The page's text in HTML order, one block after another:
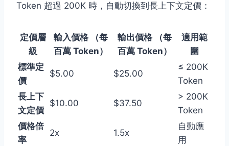
Token 超過 200K 時，自動切換到長上下文定價：
定價層
級
輸入價格 （每
百萬 Token）
輸出價格 （每
百萬 Token）
適用範
圍
標準定
價
$5.00 $25.00
≤ 200K
Token
長上下
文定價
$10.00 $37.50
> 200K
Token
價格倍
率
2x 1.5x
自動應
用